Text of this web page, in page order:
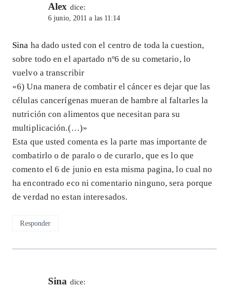
Alex dice:
6 junio, 2011 a las 11:14
Sina ha dado usted con el centro de toda la cuestion,
sobre todo en el apartado nº6 de su cometario, lo
vuelvo a transcribir
«6) Una manera de combatir el cáncer es dejar que las
células cancerígenas mueran de hambre al faltarles la
nutrición con alimentos que necesitan para su
multiplicación.(…)»
Esta que usted comenta es la parte mas importante de
combatirlo o de paralo o de curarlo, que es lo que
comento el 6 de junio en esta misma pagina, lo cual no
ha encontrado eco ni comentario ninguno, sera porque
de verdad no estan interesados.
Responder
Sina dice: